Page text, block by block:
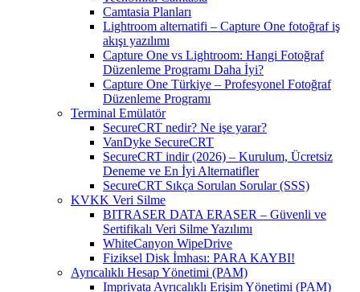
Camtasia Planları
Lightroom alternatifi – Capture One fotoğraf iş
akışı yazılımı
Capture One vs Lightroom: Hangi Fotoğraf
Düzenleme Programı Daha İyi?
Capture One Türkiye – Profesyonel Fotoğraf
Düzenleme Programı
Terminal Emülatör
SecureCRT nedir? Ne işe yarar?
VanDyke SecureCRT
SecureCRT indir (2026) – Kurulum, Ücretsiz
Deneme ve En İyi Alternatifler
SecureCRT Sıkça Sorulan Sorular (SSS)
KVKK Veri Silme
BITRASER DATA ERASER – Güvenli ve
Sertifikalı Veri Silme Yazılımı
WhiteCanyon WipeDrive
Fiziksel Disk İmhası: PARA KAYBI!
Ayrıcalıklı Hesap Yönetimi (PAM)
Imprivata Ayrıcalıklı Erişim Yönetimi (PAM)